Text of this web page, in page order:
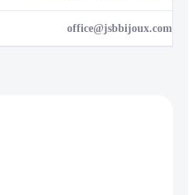
office@jsbbijoux.com